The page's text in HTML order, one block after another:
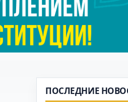
ПОСЛЕДНИЕ